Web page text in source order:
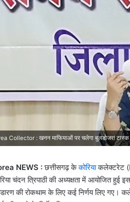
Collector : खनन माफियाओं पर चलेगा बुलडोजर! टास्क
NEWS :छत्तीसगढ़ केकोरियाकलेक्टरेट
चंदन त्रिपाठी की अध्यक्षता में आयोजित
की रोकथाम के लिए कई निर्णय लिए